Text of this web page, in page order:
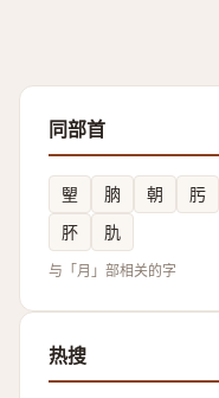
同部首
朢 朒 朝 肟
肧
肍
与「月」部相关的字
热搜